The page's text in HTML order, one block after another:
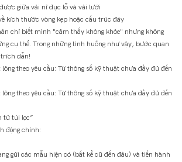
giữa vải nỉ đục lỗ và vải lưới
kích thước vòng kẹp hoặc cấu trúc đáy
chỉ biết mình "cảm thấy không khỏe" nhưng không
cụ thể. Trong những tình huống như vậy, bước quan
dẫn!
tử túi lọc”
động chính:
gửi các mẫu hiện có (bất kể cũ đến đâu) và tiến hành